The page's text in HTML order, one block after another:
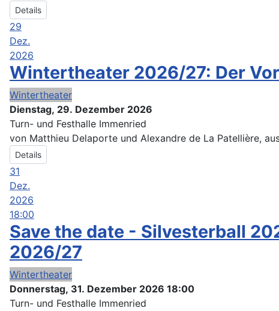
Details
29
Dez.
2026
Wintertheater 2026/27: Der
Wintertheater
Dienstag, 29. Dezember 2026
Turn- und Festhalle Immenried
von Matthieu Delaporte und Alexandre de La Patellière,
Details
31
Dez.
2026
18:00
Save the date - Silvesterball
2026/27
Wintertheater
Donnerstag, 31. Dezember 2026 18:00
Turn- und Festhalle Immenried